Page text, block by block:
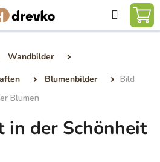
Suchen
Wandbilder
Blumenbilder
Bild
Blumen
in der Schönheit